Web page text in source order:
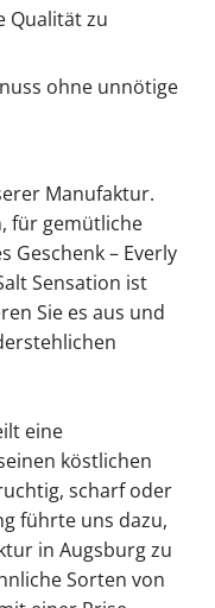
Qualität zu
ohne unnötige
Manufaktur.
für gemütliche
Geschenk – Everly
Sensation ist
Sie es aus und
eine
köstlichen
scharf oder
führte uns dazu,
in Augsburg zu
Sorten von